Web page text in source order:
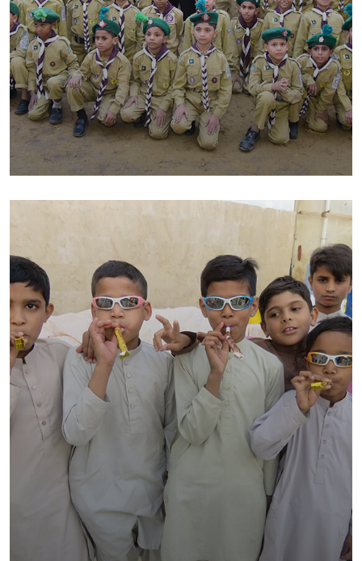
SHED SCOUTS OPEN GROUP
Foundation
SHED CHILDREN HOME ‎ ‎ ‎ ‎ ‎ ‎ ‎ ‎ ‎ ‎ ‎ ‎ ‎ ‎ ‎ ‎ ‎ ‎ ‎ ‎ ‎ ‎ ‎ ‎ ‎ ‎ ‎ ‎ ‎ ‎ ‎ ‎ ‎ ‎ ‎ ‎ ‎ ‎ ‎ ‎ ‎ ‎ ‎ ‎ ‎